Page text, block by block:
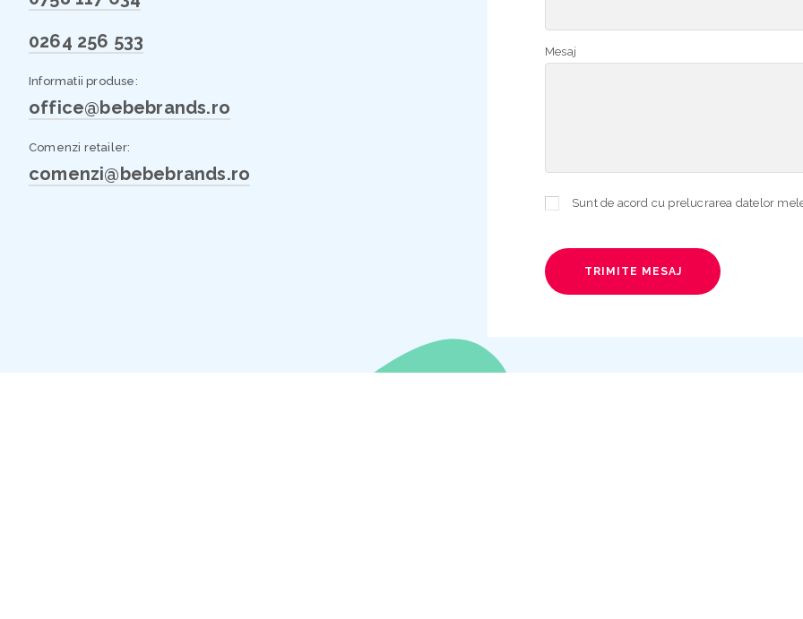
0264 256 533
Informatii produse:
office@bebebrands.ro
Comenzi retailer:
comenzi@bebebrands.ro
Mesaj
TRIMITE MESAJ